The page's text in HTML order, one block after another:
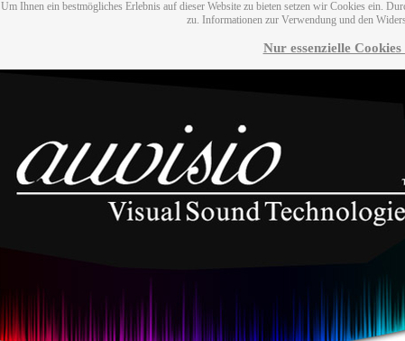
Um Ihnen ein bestmögliches Erlebnis auf dieser Website zu bieten setzen wir Cookies ein.
zu. Informationen zur Verwendung und den
Nur essenzielle Cookies